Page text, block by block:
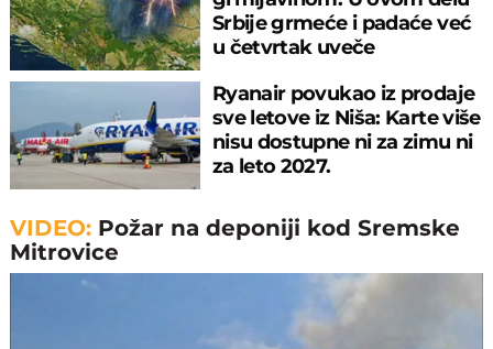
Srbije grmeće i padaće već
u četvrtak uveče
Ryanair povukao iz prodaje
sve letove iz Niša: Karte više
nisu dostupne ni za zimu ni
za leto 2027.
VIDEO: Požar na deponiji kod Sremske
Mitrovice